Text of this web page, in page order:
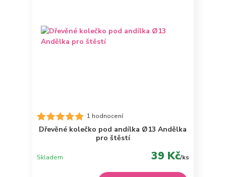
1 hodnocení
Dřevěné kolečko pod andílka Ø13 Andělka
pro štěstí
39 Kč/ks
Skladem